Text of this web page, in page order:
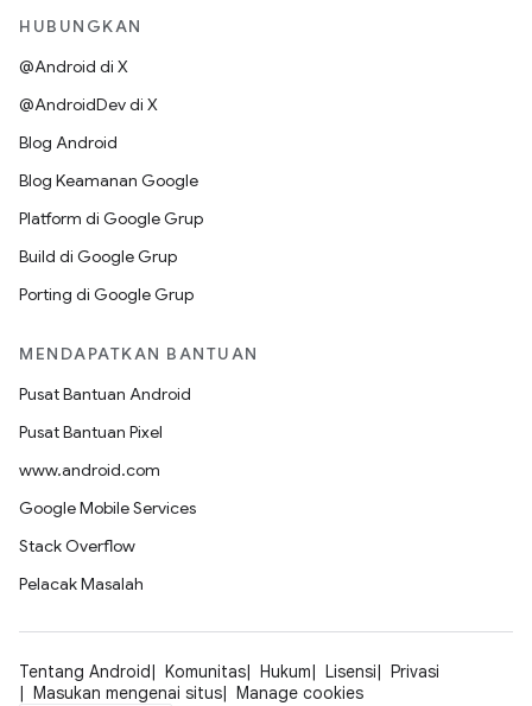
HUBUNGKAN
@Android di X
@AndroidDev di X
Blog Android
Blog Keamanan Google
Platform di Google Grup
Build di Google Grup
Porting di Google Grup
MENDAPATKAN BANTUAN
Pusat Bantuan Android
Pusat Bantuan Pixel
www.android.com
Google Mobile Services
Stack Overflow
Pelacak Masalah
Tentang Android Komunitas Hukum Lisensi
Privasi
Masukan mengenai situs
Manage cookies